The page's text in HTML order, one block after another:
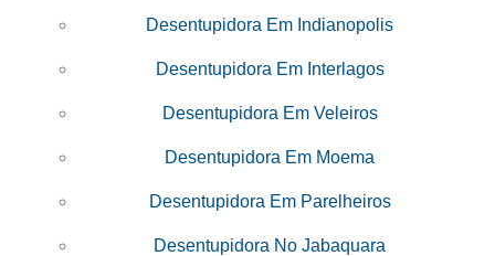
Desentupidora Em Indianopolis
Desentupidora Em Interlagos
Desentupidora Em Veleiros
Desentupidora Em Moema
Desentupidora Em Parelheiros
Desentupidora No Jabaquara